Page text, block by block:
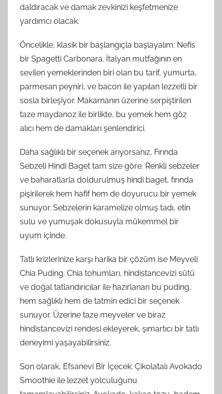
daldıracak ve damak zevkinizi keşfetmenize
yardımcı olacak.
Öncelikle, klasik bir başlangıçla başlayalım: Nefis
bir Spagetti Carbonara. İtalyan mutfağının en
sevilen yemeklerinden biri olan bu tarif, yumurta,
parmesan peyniri, ve bacon ile yapılan lezzetli bir
sosla birleşiyor. Makarnanın üzerine serpiştirilen
taze maydanoz ile birlikte, bu yemek hem göz
alıcı hem de damakları şenlendirici.
Daha sağlıklı bir seçenek arıyorsanız, Fırında
Sebzeli Hindi Baget tam size göre. Renkli sebzeler
ve baharatlarla doldurulmuş hindi baget, fırında
pişirilerek hem hafif hem de doyurucu bir yemek
sunuyor. Sebzelerin karamelize olmuş tadı, etin
sulu ve yumuşak dokusuyla mükemmel bir
uyum içinde.
Tatlı krizlerinize karşı harika bir çözüm ise Meyveli
Chia Puding. Chia tohumları, hindistancevizi sütü
ve doğal tatlandırıcılar ile hazırlanan bu puding,
hem sağlıklı hem de tatmin edici bir seçenek
sunuyor. Üzerine taze meyveler ve biraz
hindistancevizi rendesi ekleyerek, şımartıcı bir tatlı
deneyimi yaşayabilirsiniz.
Son olarak, Efsanevi Bir İçecek: Çikolatalı Avokado
Smoothie ile lezzet yolculuğunu